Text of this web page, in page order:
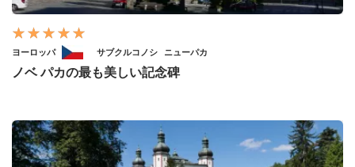
ヨーロッパ サブクルコノシ ニューパカ
ノベ パカの最も美しい記念碑